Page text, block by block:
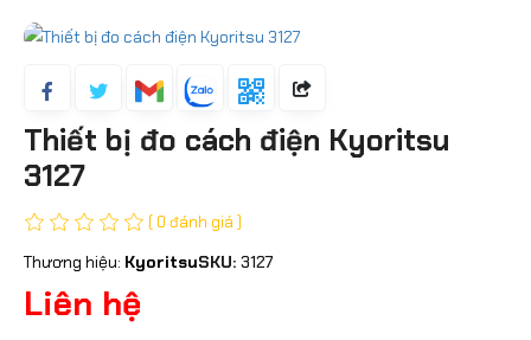
Thiết bị đo cách điện Kyoritsu
3127
( 0 đánh giá )
Thương hiệu: KyoritsuSKU: 3127
Liên hệ